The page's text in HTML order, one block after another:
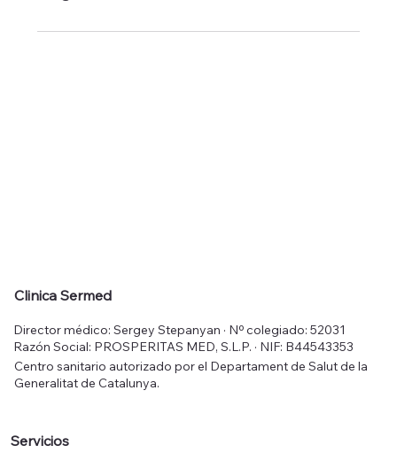
Clinica Sermed
Director médico: Sergey Stepanyan · Nº colegiado: 52031
Razón Social: PROSPERITAS MED, S.L.P. · NIF: B44543353
Centro sanitario autorizado por el Departament de Salut de la
Generalitat de Catalunya.
Servicios